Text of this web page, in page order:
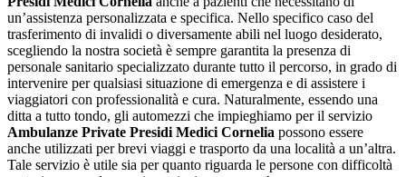
un’assistenza personalizzata e specifica. Nello specifico caso del
trasferimento di invalidi o diversamente abili nel luogo desiderato,
scegliendo la nostra società è sempre garantita la presenza di
personale sanitario specializzato durante tutto il percorso, in grado di
intervenire per qualsiasi situazione di emergenza e di assistere i
viaggiatori con professionalità e cura. Naturalmente, essendo una
ditta a tutto tondo, gli automezzi che impieghiamo per il servizio
Ambulanze Private Presidi Medici Cornelia possono essere
anche utilizzati per brevi viaggi e trasporto da una località a un’altra.
Tale servizio è utile sia per quanto riguarda le persone con difficoltà